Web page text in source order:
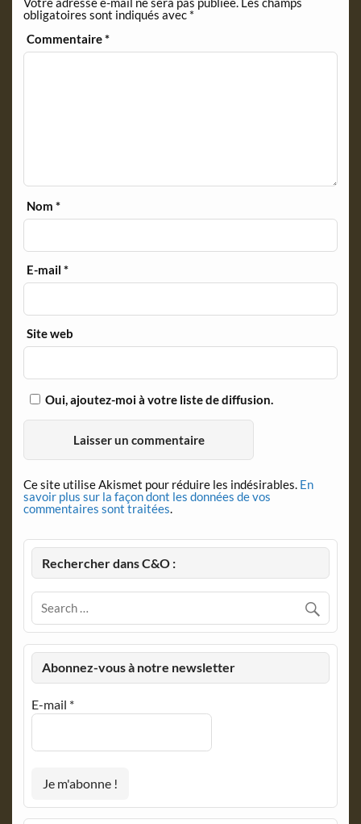
d
l
y
obligatoires sont indiqués avec *
Commentaire*
Nom*
E-mail*
Site web
Oui, ajoutez-moi à votre liste de diffusion.
Ce site utilise Akismet pour réduire les indésirables. En
savoir plus sur la façon dont les données de vos
commentaires sont traitées.
Rechercher dans C&O :
Abonnez-vous à notre newsletter
E-mail *